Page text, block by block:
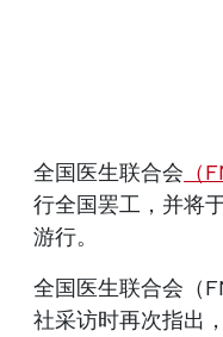
全国医生联合会 （
行全国罢工，并将
游行。
全国医生联合会（
社采访时再次指出